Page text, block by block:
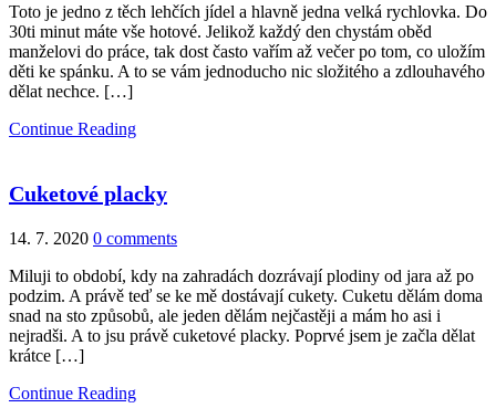
Toto je jedno z těch lehčích jídel a hlavně jedna velká rychlovka. Do
30ti minut máte vše hotové. Jelikož každý den chystám oběd
manželovi do práce, tak dost často vařím až večer po tom, co uložím
děti ke spánku. A to se vám jednoducho nic složitého a zdlouhavého
dělat nechce. […]
Continue Reading
Cuketové placky
14. 7. 2020 0 comments
Miluji to období, kdy na zahradách dozrávají plodiny od jara až po
podzim. A právě teď se ke mě dostávají cukety. Cuketu dělám doma
snad na sto způsobů, ale jeden dělám nejčastěji a mám ho asi i
nejradši. A to jsu právě cuketové placky. Poprvé jsem je začla dělat
krátce […]
Continue Reading